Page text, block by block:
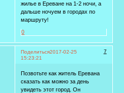
жилье в Ереване на 1-2 ночи, а
дальше ночуем в городах по
маршруту!
0
Поделиться 7
2017-02-25
15:23:21
Позвотьте как житель Еревана
сказать как можно за день
увидеть этот город. Он